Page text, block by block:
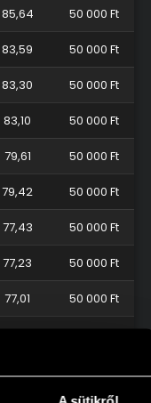
A sütikről
85,64 50 000 Ft
83,59 50 000 Ft
83,30 50 000 Ft
83,10 50 000 Ft
79,61 50 000 Ft
79,42 50 000 Ft
77,43 50 000 Ft
77,23 50 000 Ft
77,01 50 000 Ft
74,49 50 000 Ft